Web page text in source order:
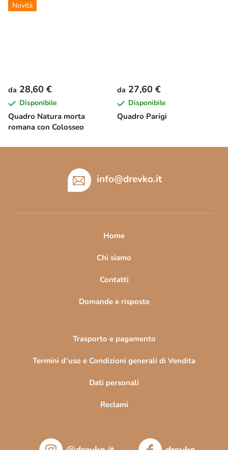
Novità
Quadro Natura morta
romana con Colosseo
da 28,60 €
Disponibile
Quadro Parigi
da 27,60 €
Disponibile
info@drevko.it
Home
Chi siamo
Contatti
Domande e risposte
Trasporto e pagamento
Termini d’uso e Condizioni generali di Vendita
Dati personali
Reclami